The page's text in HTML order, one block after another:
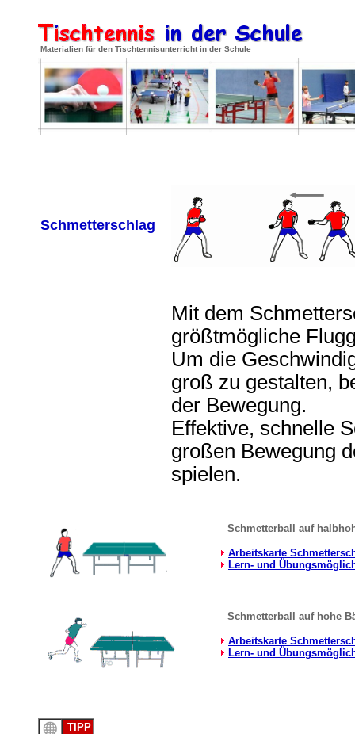
Materialien für den Tischtennisunterricht in der Schule
Schmetterschlag
Mit dem
größtmögliche
Um die
groß zu gestalten,
der Bewegung.
Effektive, schnelle
großen Bewegung
spielen.
Schmetterball auf
Arbeitskarte
Lern- und
Schmetterball auf hohe
Arbeitskarte
Lern- und
TIPP